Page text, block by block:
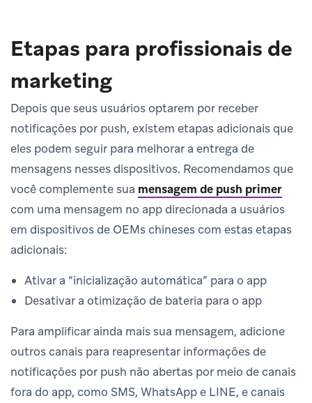
Etapas para profissionais de
marketing
Depois que seus usuários optarem por receber
notificações por push, existem etapas adicionais que
eles podem seguir para melhorar a entrega de
mensagens nesses dispositivos. Recomendamos que
você complemente sua mensagem de push primer
com uma mensagem no app direcionada a usuários
em dispositivos de OEMs chineses com estas etapas
adicionais:
Ativar a “inicialização automática” para o app
Desativar a otimização de bateria para o app
Para amplificar ainda mais sua mensagem, adicione
outros canais para reapresentar informações de
notificações por push não abertas por meio de canais
fora do app, como SMS, WhatsApp e LINE, e canais